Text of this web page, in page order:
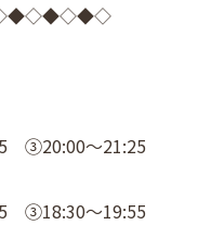
③20:00～21:25
③18:30～19:55